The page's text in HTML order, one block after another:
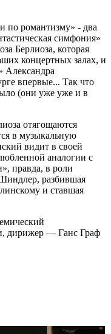
по романтизму» - два
симфония»
Берлиоза, которая
концертных залах, и
Александра
впервые... Так что
(они уже уже и в
отягощаются
в музыкальную
видит в своей
аналогии с
правда, в роли
разбившая
и ставшая
дирижер — Ганс Граф